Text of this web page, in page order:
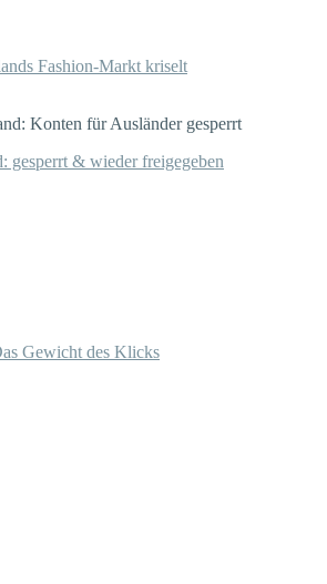
Fashion-Markt kriselt
gesperrt & wieder freigegeben
Gewicht des Klicks